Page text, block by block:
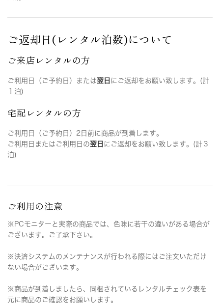
ご返却日(レンタル泊数)について
ご来店レンタルの方
ご利用日（ご予約日）または翌日 にご返却をお願い致します。(計
１泊)
宅配レンタルの方
ご利用日（ご予約日）2日前に商品が到着します。
ご利用日またはご利用日の翌日 にご返却をお願い致します。(計３
泊)
ご利用の注意
※PCモニターと実際の商品では、色味に若干の違いがある場合が
ございます。ご了承下さい。
※決済システムのメンテナンスが行われる際にはご注文いただけ
ない場合がございます。
※商品が到着しましたら、同梱されているレンタルチェック表を
元に商品のご確認をお願いします。